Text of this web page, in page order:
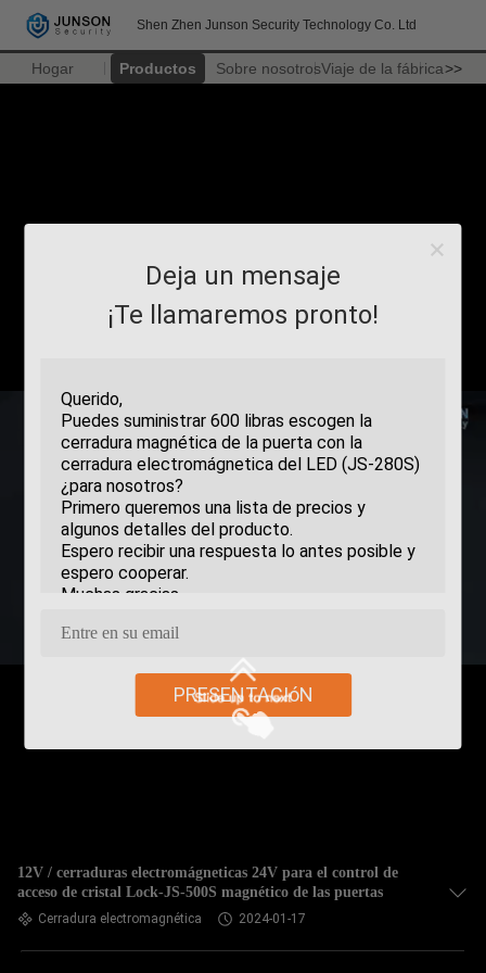
Shen Zhen Junson Security Technology Co. Ltd
Hogar Productos Sobre nosotrosViaje de la fábrica>>
Deja un mensaje
¡Te llamaremos pronto!
PRESENTACIóN
12V / cerraduras electromágneticas 24V para el control de
acceso de cristal Lock-JS-500S magnético de las puertas
Cerradura electromagnética 2024-01-17